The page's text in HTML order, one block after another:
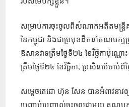
សម្រាប់ការចុះចូលពីសំណាក់អតីតមន្រ្តី
នៃកម្ពុជា និងជាប្រមុខដឹកនាំគណបក្សប្
ឱសានវាទត្រឹមថ្ងៃទី២៤ ខែវិច្ឆិកាប៉ុណ្ណោះ
ត្រឹមថ្ងៃទី២៤ ខែវិច្ឆិកា, ប្រសិនបើចាប់ពីថ្
សម្តេចតេជោ ហ៊ុន សែន បានអំពាវនា
ប្រញាប់ប្រញាល់ចុះចូលជាមួយ គណបក្